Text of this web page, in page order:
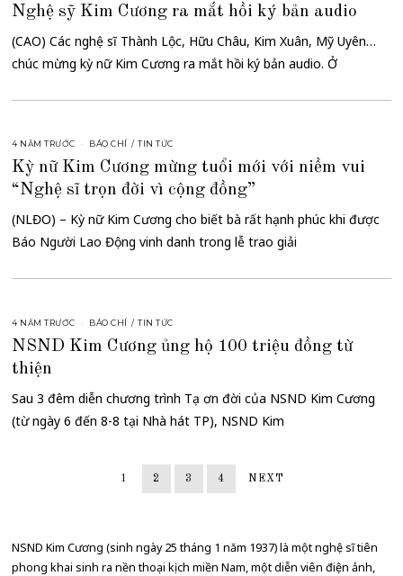
Nghệ sỹ Kim Cương ra mắt hồi ký bản audio
(CAO) Các nghệ sĩ Thành Lộc, Hữu Châu, Kim Xuân, Mỹ Uyên…
chúc mừng kỳ nữ Kim Cương ra mắt hồi ký bản audio. Ở
4 NĂM TRƯỚC BÁO CHÍ / TIN TỨC
Kỳ nữ Kim Cương mừng tuổi mới với niềm vui
“Nghệ sĩ trọn đời vì cộng đồng”
(NLĐO) – Kỳ nữ Kim Cương cho biết bà rất hạnh phúc khi được
Báo Người Lao Động vinh danh trong lễ trao giải
4 NĂM TRƯỚC BÁO CHÍ / TIN TỨC
NSND Kim Cương ủng hộ 100 triệu đồng từ
thiện
Sau 3 đêm diễn chương trình Tạ ơn đời của NSND Kim Cương
(từ ngày 6 đến 8-8 tại Nhà hát TP), NSND Kim
1 2 3 4 NEXT
NSND Kim Cương (sinh ngày 25 tháng 1 năm 1937) là một nghệ sĩ tiên
phong khai sinh ra nền thoại kịch miền Nam, một diễn viên điện ảnh,